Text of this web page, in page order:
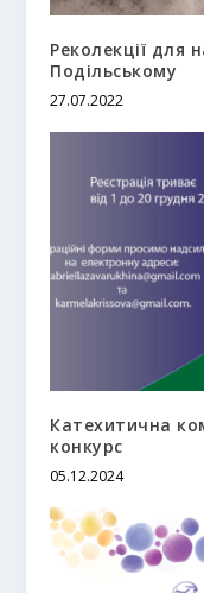
Реколекції для
Подільському
27.07.2022
Катехитична
конкурс
05.12.2024